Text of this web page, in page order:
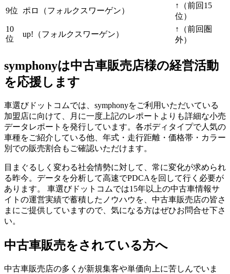
9位 ポロ（フォルクスワーゲン）
↑（前回15
位）
10
位
up!（フォルクスワーゲン）
↑（前回圏
外）
symphonyは中古車販売店様の経営活動
を応援します
車選びドットコムでは、symphonyをご利用いただいている
加盟店に向けて、月に一度上記のレポートよりも詳細な小売
データレポートを発行しています。各ボディタイプで人気の
車種をご紹介している他、年式・走行距離・価格帯・カラー
別での販売割合もご確認いただけます。
目まぐるしく変わる社会情勢に対して、常に変化が求められ
る昨今。データを分析して高速でPDCAを回して行く必要が
あります。 車選びドットコムでは15年以上の中古車情報サ
イトの運営実績で蓄積したノウハウを、中古車販売店の皆さ
まにご提供していますので、気になる方はぜひお問合せ下さ
い。
中古車販売をされている方へ
中古車販売店の多くが新規集客や単価向上に苦しんでいま